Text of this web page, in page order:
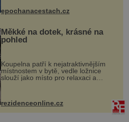
epochanacestach.cz
Měkké na dotek, krásné na
pohled
Koupelna patří k nejatraktivnějším
místnostem v bytě, vedle ložnice
slouží jako místo pro relaxaci a
odpočinek. Koupelnový textil –
ručníky, osušky a koberečky –
mohou jako mávnutím kouzelného
proutku...
rezidenceonline.cz